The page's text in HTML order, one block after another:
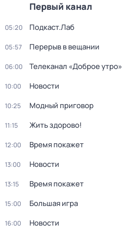
Первый канал
05:20 Подкаст.Лаб
05:57 Перерыв в вещании
06:00 Телеканал «Доброе утро»
10:00 Новости
10:25 Модный приговор
11:15 Жить здорово!
12:00 Время покажет
13:00 Новости
13:15 Время покажет
15:00 Большая игра
16:00 Новости